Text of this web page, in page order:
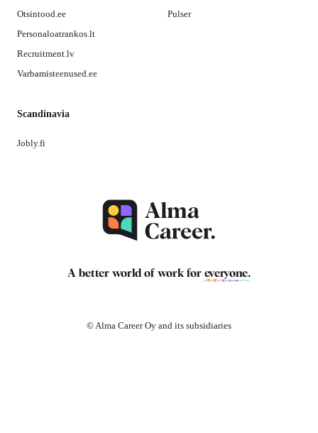
Otsintood.ee
Personaloatrankos.lt
Recruitment.lv
Varbamisteenused.ee
Pulser
Scandinavia
Jobly.fi
A better world of work for everyone.
© Alma Career Oy and its subsidiaries